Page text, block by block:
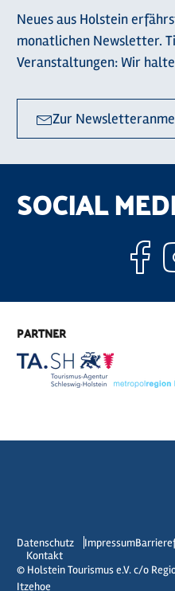
Neues aus Holstein
monatlichen Newsletter.
Veranstaltungen: Wir
Zur
SOCIAL
PARTNER
Datenschutz Impressum
Kontakt
© Holstein Tourismus e.V. c/o
Itzehoe